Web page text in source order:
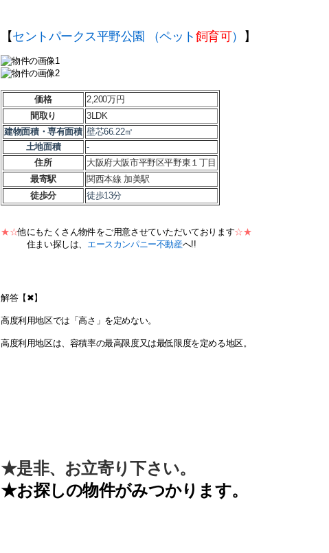
【セントパークス平野公園 （ペット 飼育可） 】
価格
2,200万円
間取り
3LDK
建物面積・専有面積 壁芯66.22㎡
土地面積
-
住所
大阪府大阪市平野区平野東１丁目
最寄駅
関西本線 加美駅
徒歩分
徒歩13分
★☆他にもたくさん物件をご用意させていただいております☆★
住まい探しは、 エースカンパニー不動産へ!!
解答【✖】
高度利用地区では「高さ」を定めない。
高度利用地区は、容積率の最高限度又は最低限度を定める地区。
★是非、お立寄り下さい。
★お探しの物件がみつかります。